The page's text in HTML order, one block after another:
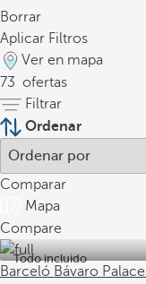
Borrar
Aplicar Filtros
Ver en mapa
73 ofertas
Filtrar
Ordenar
Comparar
Mapa
Compare
Todo incluido
Barceló Bávaro